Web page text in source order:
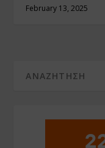
February 13, 2025